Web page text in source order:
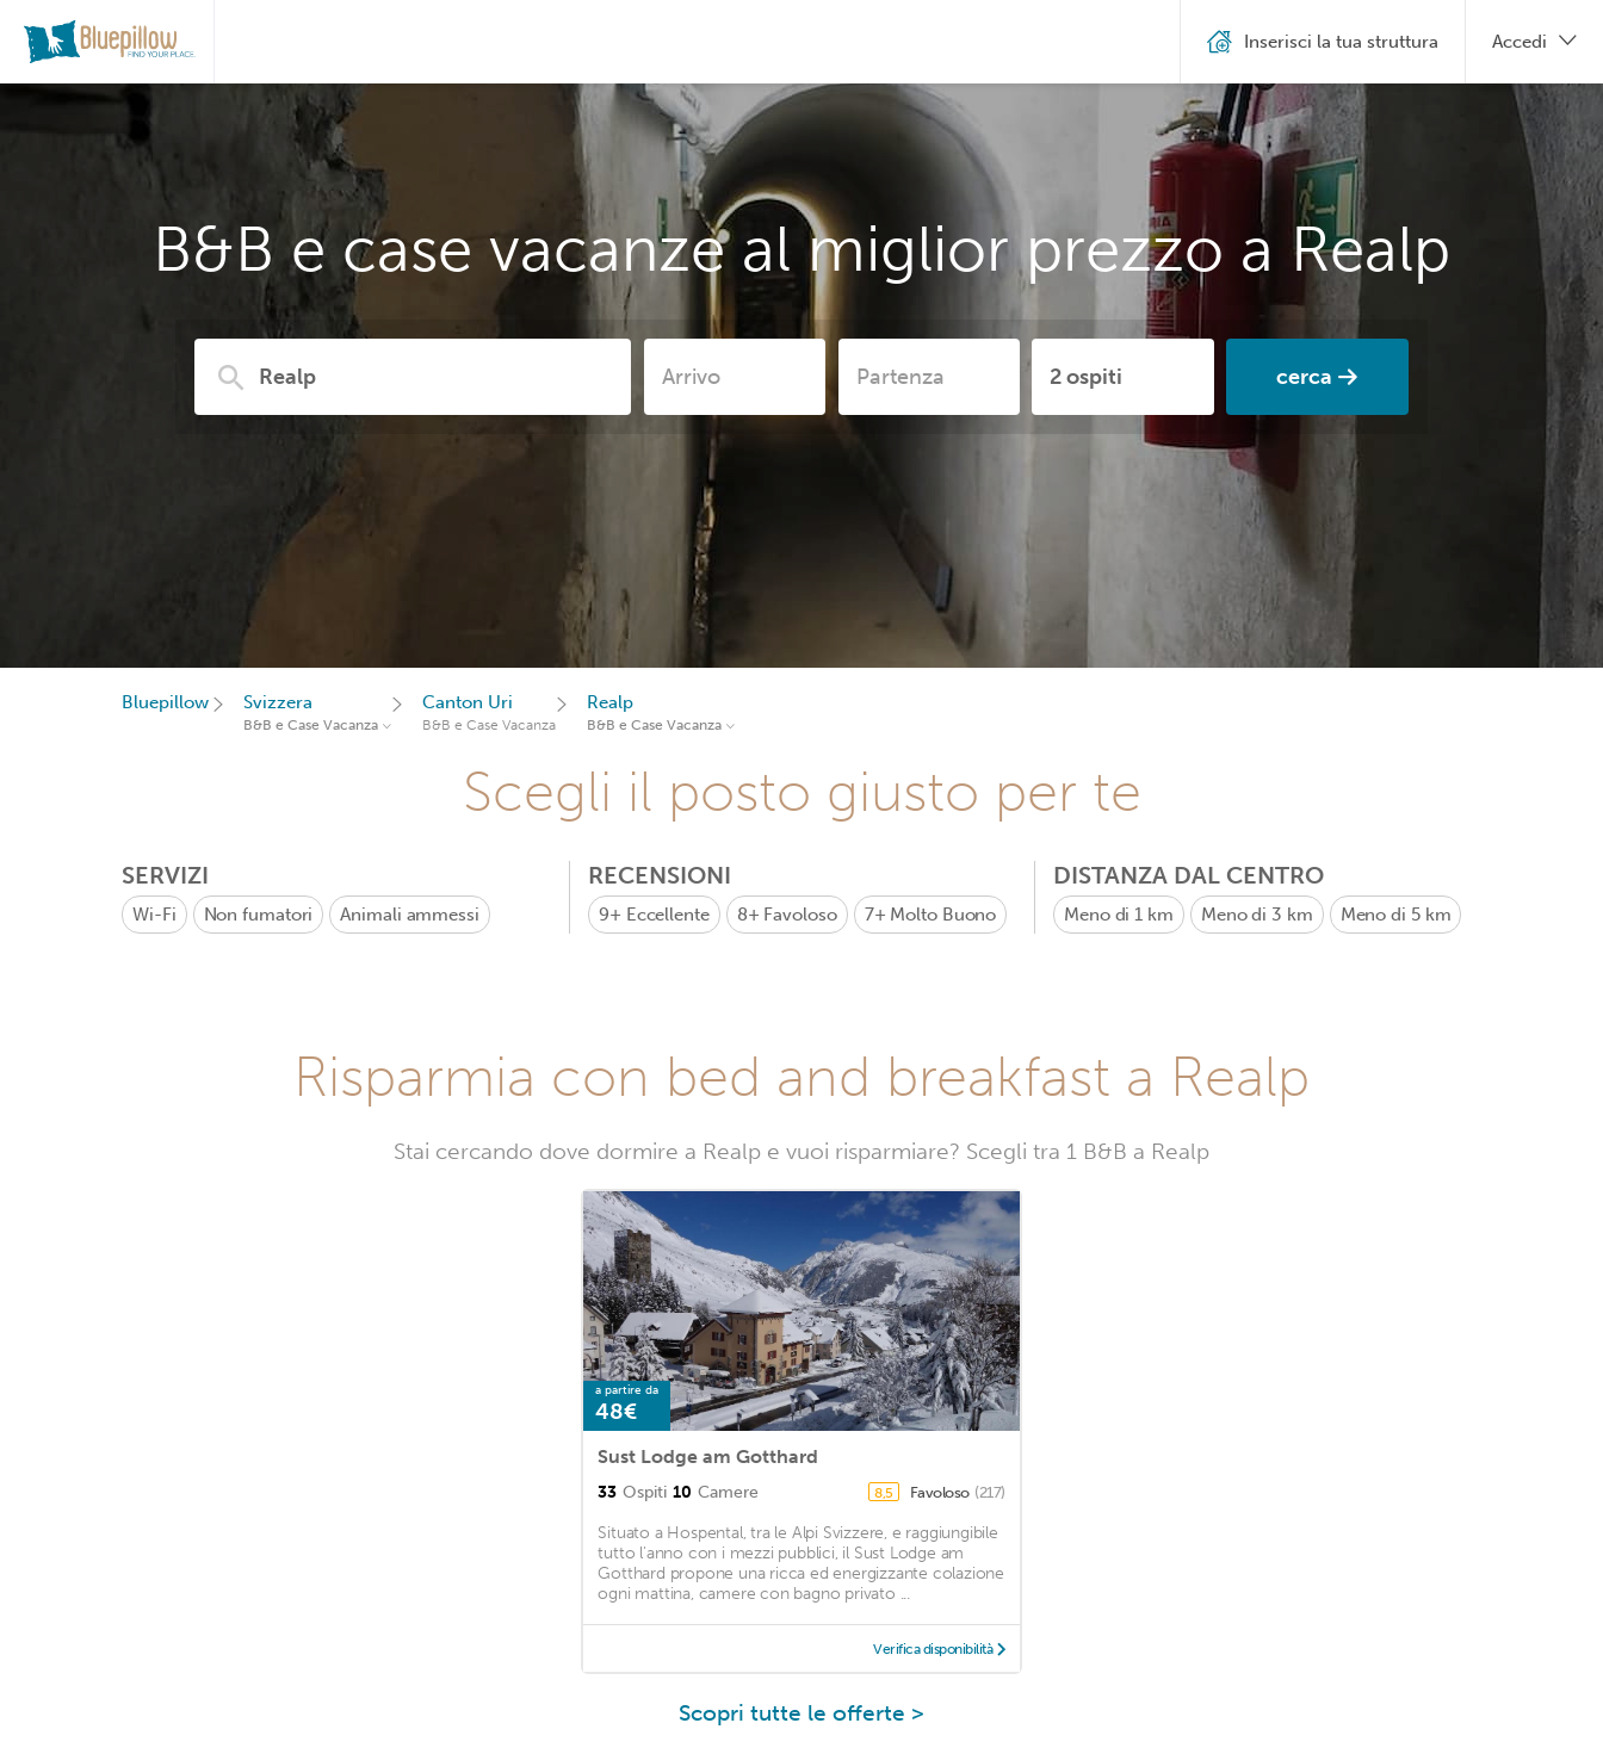
B&B e case vacanze al miglior prezzo a Realp
cerca
Inserisci la tua struttura Accedi
Bluepillow Svizzera
B&B e Case Vacanza
Canton Uri
B&B e Case Vacanza
Realp
B&B e Case Vacanza
Scegli il posto giusto per te
SERVIZI
Wi-Fi Non fumatori Animali ammessi
RECENSIONI
9+ Eccellente 8+ Favoloso 7+ Molto Buono
DISTANZA DAL CENTRO
Meno di 1 km Meno di 3 km Meno di 5 km
Risparmia con bed and breakfast a Realp
Stai cercando dove dormire a Realp e vuoi risparmiare? Scegli tra 1 B&B a Realp
a partire da
48€
Sust Lodge am Gotthard
33 Ospiti 10 Camere 8,5 Favoloso (217)
Situato a Hospental, tra le Alpi Svizzere, e raggiungibile
tutto l'anno con i mezzi pubblici, il Sust Lodge am
Gotthard propone una ricca ed energizzante colazione
ogni mattina, camere con bagno privato ...
Verifica disponibilità
Scopri tutte le offerte >